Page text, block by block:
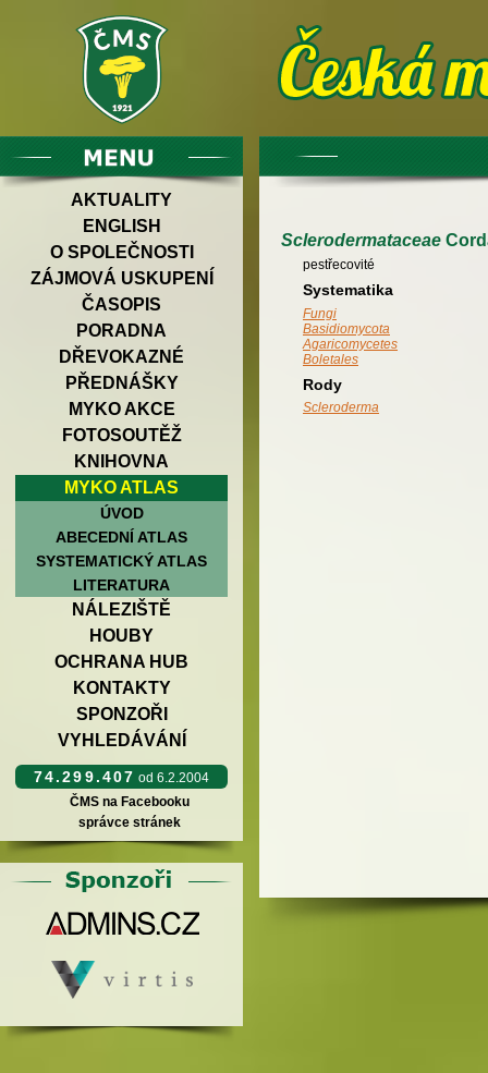
AKTUALITY
ENGLISH
O SPOLEČNOSTI
ZÁJMOVÁ USKUPENÍ
ČASOPIS
PORADNA
DŘEVOKAZNÉ
PŘEDNÁŠKY
MYKO AKCE
FOTOSOUTĚŽ
KNIHOVNA
MYKO ATLAS
ÚVOD
ABECEDNÍ ATLAS
SYSTEMATICKÝ ATLAS
LITERATURA
NÁLEZIŠTĚ
HOUBY
OCHRANA HUB
KONTAKTY
SPONZOŘI
VYHLEDÁVÁNÍ
74.299.407 od 6.2.2004
ČMS na Facebooku
správce stránek
Sclerodermataceae
pestřecovité
Systematika
Fungi
Basidiomycota
Agaricomycetes
Boletales
Rody
Scleroderma